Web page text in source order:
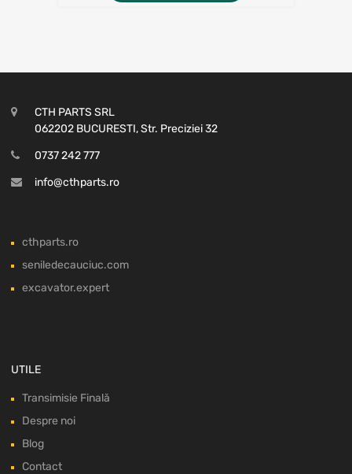
CTH PARTS SRL
062202 BUCURESTI, Str. Preciziei 32
0737 242 777
info@cthparts.ro
cthparts.ro
seniledecauciuc.com
excavator.expert
UTILE
Transimisie Finală
Despre noi
Blog
Contact